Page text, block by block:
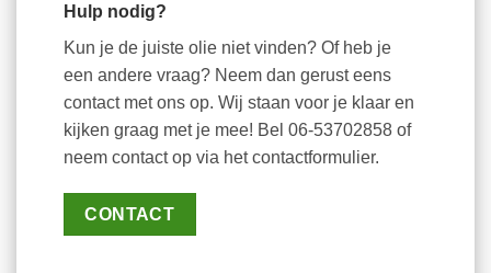
Hulp nodig?
Kun je de juiste olie niet vinden? Of heb je
een andere vraag? Neem dan gerust eens
contact met ons op. Wij staan voor je klaar en
kijken graag met je mee! Bel 06-53702858 of
neem contact op via het contactformulier.
CONTACT